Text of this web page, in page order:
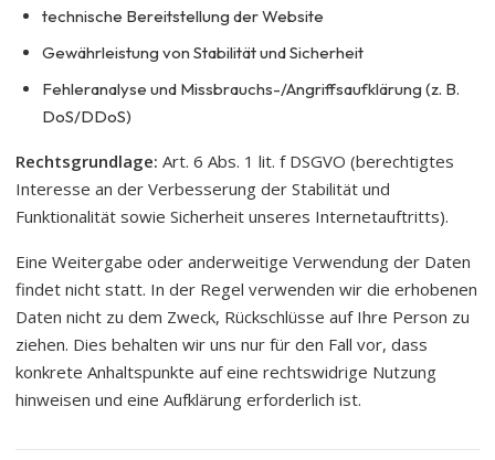
technische Bereitstellung der Website
Gewährleistung von Stabilität und Sicherheit
Fehleranalyse und Missbrauchs-/Angriffsaufklärung (z. B.
DoS/DDoS)
Rechtsgrundlage: Art. 6 Abs. 1 lit. f DSGVO (berechtigtes
Interesse an der Verbesserung der Stabilität und
Funktionalität sowie Sicherheit unseres Internetauftritts).
Eine Weitergabe oder anderweitige Verwendung der Daten
findet nicht statt. In der Regel verwenden wir die erhobenen
Daten nicht zu dem Zweck, Rückschlüsse auf Ihre Person zu
ziehen. Dies behalten wir uns nur für den Fall vor, dass
konkrete Anhaltspunkte auf eine rechtswidrige Nutzung
hinweisen und eine Aufklärung erforderlich ist.